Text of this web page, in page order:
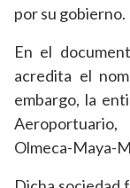
por su gobierno.
En el
acredita el
embargo, la
Olmeca-Maya-